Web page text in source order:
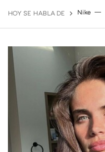
HOY SE HABLA DE Nike